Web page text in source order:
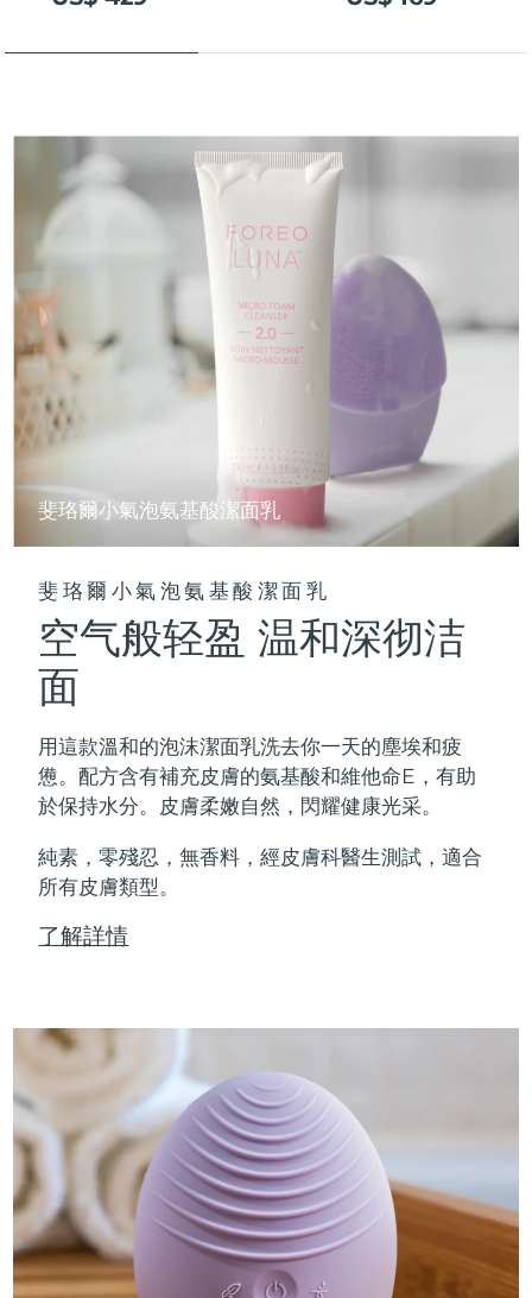
斐珞爾小氣泡氨基酸潔面乳
斐珞爾小氣泡氨基酸潔面乳
空气般轻盈 温和深彻洁
面
用這款溫和的泡沫潔面乳洗去你一天的塵埃和疲
憊。配方含有補充皮膚的氨基酸和維他命E，有助
於保持水分。皮膚柔嫩自然，閃耀健康光采。
純素，零殘忍，無香料，經皮膚科醫生測試，適合
所有皮膚類型。
了解詳情